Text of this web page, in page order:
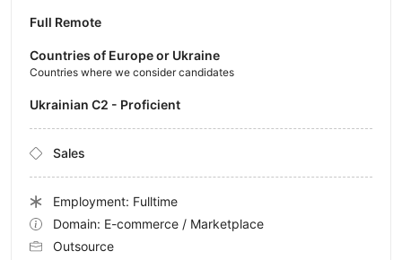
Full Remote
Countries of Europe or Ukraine
Countries where we consider candidates
Ukrainian C2 - Proficient
Sales
Employment: Fulltime
Domain: E-commerce / Marketplace
Outsource